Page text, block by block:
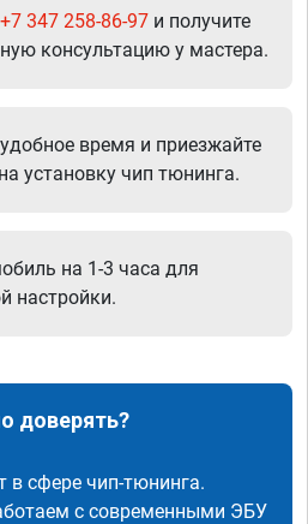
+7 347 258-86-97 и получите
консультацию у мастера.
время и приезжайте
установку чип тюнинга.
на 1-3 часа для
настройки.
доверять?
в сфере чип-тюнинга.
с современными ЭБУ